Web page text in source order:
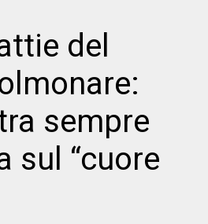
del
sempre
sul “cuore